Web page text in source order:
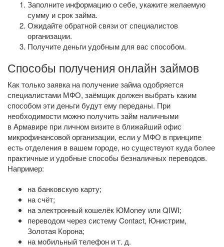
Заполните информацию о себе, укажите желаемую
сумму и срок займа.
Ожидайте обратной связи от специалистов
организации.
Получите деньги удобным для вас способом.
Способы получения онлайн займов
Как только заявка на получение займа одобряется
специалистами МФО, заёмщик должен выбрать каким
способом эти деньги будут ему переданы. При
необходимости можно получить займ наличными
в Армавире при личном визите в ближайший офис
микрофинансовой организации, если у МФО в принципе
есть отделения в вашем городе, но существуют куда более
практичные и удобные способы безналичных переводов.
Например:
на банковскую карту;
на счёт;
на электронный кошелёк ЮMoney или QIWI;
переводом через систему Contact, Юнистрим,
Золотая Корона;
на мобильный телефон и т. д.